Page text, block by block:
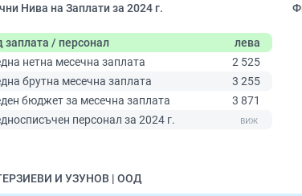
Нива на Заплати за 2024 г.
заплата / персонал
лева
нетна месечна заплата
2 525
брутна месечна заплата
3 255
бюджет за месечна заплата
3 871
персонал за 2024 г.
И УЗУНОВ | ООД